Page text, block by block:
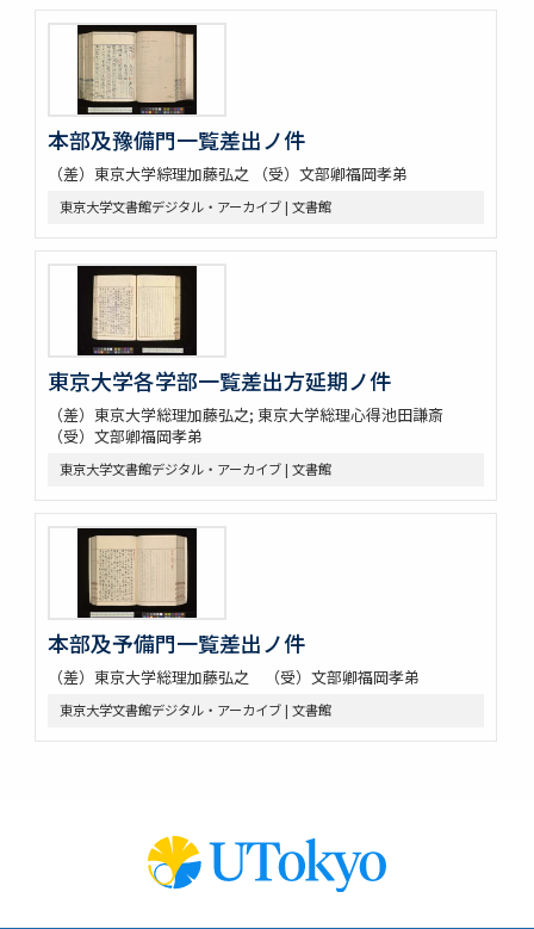
本部及豫備門一覧差出ノ件
（差）東京大学綜理加藤弘之 （受）文部卿福岡孝弟
東京大学文書館デジタル・アーカイブ | 文書館
東京大学各学部一覧差出方延期ノ件
（差）東京大学総理加藤弘之; 東京大学総理心得池田謙斎
（受）文部卿福岡孝弟
東京大学文書館デジタル・アーカイブ | 文書館
本部及予備門一覧差出ノ件
（差）東京大学総理加藤弘之 （受）文部卿福岡孝弟
東京大学文書館デジタル・アーカイブ | 文書館